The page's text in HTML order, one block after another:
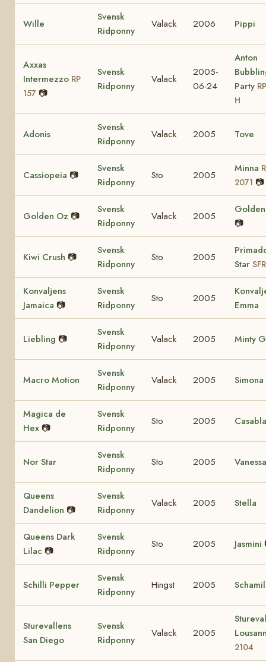
Wille
Svensk
Ridponny
Valack 2006 Pippi
Axxas
Intermezzo RP
157 📷
Svensk
Ridponny
Valack
2005-
06-24
Anton
Party
H
Adonis
Svensk
Ridponny
Valack 2005 Tove
Cassiopeia 📷
Svensk
Ridponny
Sto 2005
Minna
2071 📷
Golden Oz 📷
Svensk
Ridponny
Valack 2005
📷
Kiwi Crush 📷
Svensk
Ridponny
Sto 2005
Star
Konvaljens
Jamaica 📷
Svensk
Ridponny
Sto 2005
Emma
Liebling 📷
Svensk
Ridponny
Valack 2005 Minty
Macro Motion
Svensk
Ridponny
Valack 2005 Simona
Magica de
Hex 📷
Svensk
Ridponny
Sto 2005
Nor Star
Svensk
Ridponny
Sto 2005 Vanessa
Queens
Dandelion 📷
Svensk
Ridponny
Valack 2005 Stella
Queens Dark
Lilac 📷
Svensk
Ridponny
Sto 2005 Jasmini
Schilli Pepper
Svensk
Ridponny
Hingst 2005
Sturevallens
San Diego
Svensk
Ridponny
Valack 2005
2104